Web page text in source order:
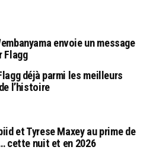
envoie un message
Flagg
déjà parmi les meilleurs
l’histoire
et Tyrese Maxey au prime de
cette nuit et en 2026